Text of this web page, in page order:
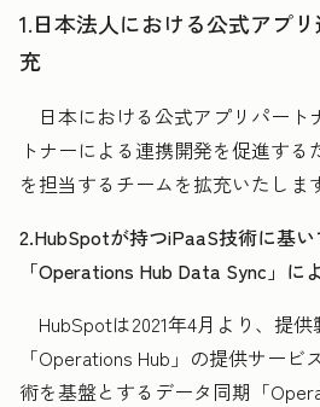
1.日本法人における公式アプ
充
日本における公式アプリパート
トナーによる連携開発を促進す
を担当するチームを拡充いたしま
2.HubSpotが持つiPaaS技術に基い
「Operations Hub Data Sync」に
HubSpotは2021年4月より、提供
「Operations Hub」の提供サービ
術を基盤とするデータ同期「